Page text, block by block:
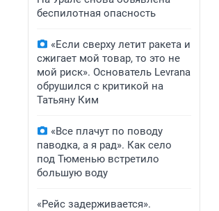
беспилотная опасность
«Если сверху летит ракета и
сжигает мой товар, то это не
мой риск». Основатель Levrana
обрушился с критикой на
Татьяну Ким
«Все плачут по поводу
паводка, а я рад». Как село
под Тюменью встретило
большую воду
«Рейс задерживается».